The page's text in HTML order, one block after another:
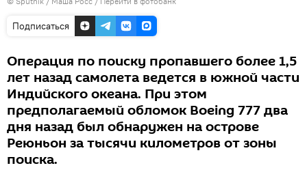
Подписаться
Операция по поиску пропавшего более 1,5
лет назад самолета ведется в южной части
Индийского океана. При этом
предполагаемый обломок Boeing 777 два
дня назад был обнаружен на острове
Реюньон за тысячи километров от зоны
поиска.